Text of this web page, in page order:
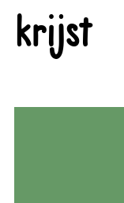
krijst